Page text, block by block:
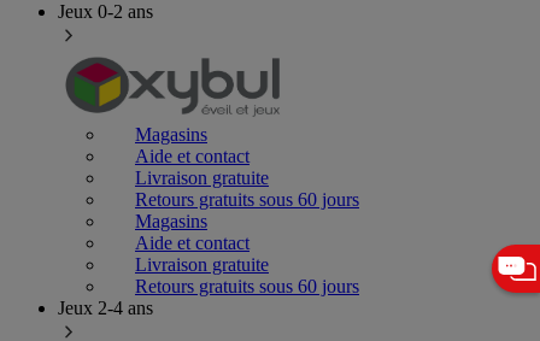
Jeux 0-2 ans
Magasins
Aide et contact
Livraison gratuite
Retours gratuits sous 60 jours
Magasins
Aide et contact
Livraison gratuite
Retours gratuits sous 60 jours
Jeux 2-4 ans